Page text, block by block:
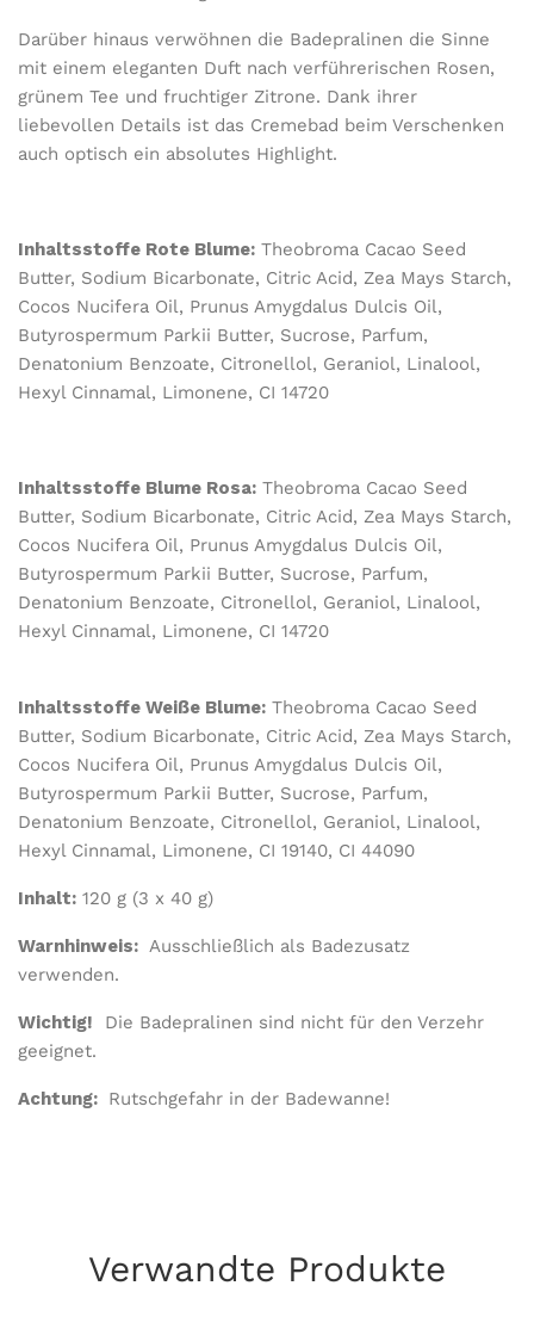
Darüber hinaus verwöhnen die Badepralinen die Sinne
mit einem eleganten Duft nach verführerischen Rosen,
grünem Tee und fruchtiger Zitrone. Dank ihrer
liebevollen Details ist das Cremebad beim Verschenken
auch optisch ein absolutes Highlight.
Inhaltsstoffe Rote Blume: Theobroma Cacao Seed
Butter, Sodium Bicarbonate, Citric Acid, Zea Mays Starch,
Cocos Nucifera Oil, Prunus Amygdalus Dulcis Oil,
Butyrospermum Parkii Butter, Sucrose, Parfum,
Denatonium Benzoate, Citronellol, Geraniol, Linalool,
Hexyl Cinnamal, Limonene, CI 14720
Inhaltsstoffe Blume Rosa: Theobroma Cacao Seed
Butter, Sodium Bicarbonate, Citric Acid, Zea Mays Starch,
Cocos Nucifera Oil, Prunus Amygdalus Dulcis Oil,
Butyrospermum Parkii Butter, Sucrose, Parfum,
Denatonium Benzoate, Citronellol, Geraniol, Linalool,
Hexyl Cinnamal, Limonene, CI 14720
Inhaltsstoffe Weiße Blume: Theobroma Cacao Seed
Butter, Sodium Bicarbonate, Citric Acid, Zea Mays Starch,
Cocos Nucifera Oil, Prunus Amygdalus Dulcis Oil,
Butyrospermum Parkii Butter, Sucrose, Parfum,
Denatonium Benzoate, Citronellol, Geraniol, Linalool,
Hexyl Cinnamal, Limonene, CI 19140, CI 44090
Inhalt: 120 g (3 x 40 g)
Warnhinweis: Ausschließlich als Badezusatz
verwenden.
Wichtig!
Die Badepralinen sind nicht für den Verzehr
geeignet.
Achtung: Rutschgefahr in der Badewanne!
Verwandte Produkte